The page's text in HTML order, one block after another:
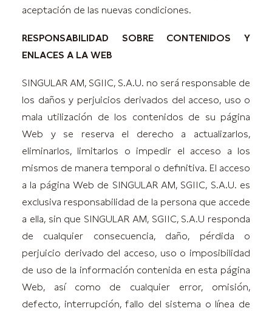
aceptación de las nuevas condiciones.
RESPONSABILIDAD SOBRE CONTENIDOS Y
ENLACES A LA WEB
SINGULAR AM, SGIIC, S.A.U. no será responsable de
los daños y perjuicios derivados del acceso, uso o
mala utilización de los contenidos de su página
Web y se reserva el derecho a actualizarlos,
eliminarlos, limitarlos o impedir el acceso a los
mismos de manera temporal o definitiva. El acceso
a la página Web de SINGULAR AM, SGIIC, S.A.U. es
exclusiva responsabilidad de la persona que accede
a ella, sin que SINGULAR AM, SGIIC, S.A.U responda
de cualquier consecuencia, daño, pérdida o
perjuicio derivado del acceso, uso o imposibilidad
de uso de la información contenida en esta página
Web, así como de cualquier error, omisión,
defecto, interrupción, fallo del sistema o línea de